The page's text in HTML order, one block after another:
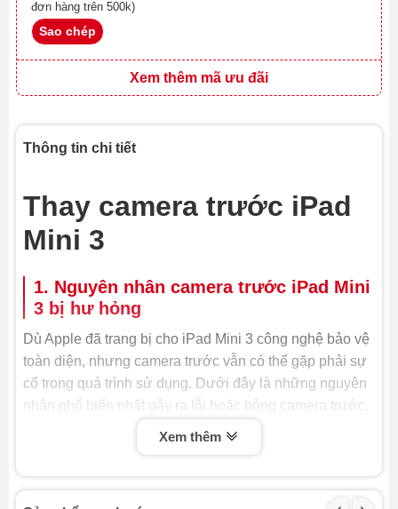
đơn hàng trên 500k)
Sao chép
Xem thêm mã ưu đãi
Thông tin chi tiết
Thay camera trước iPad
Mini 3
1. Nguyên nhân camera trước iPad Mini
3 bị hư hỏng
Dù Apple đã trang bị cho iPad Mini 3 công nghệ bảo vệ
toàn diện, nhưng camera trước vẫn có thể gặp phải sự
cố trong quá trình sử dụng. Dưới đây là những nguyên
nhân phổ biến nhất gây ra lỗi hoặc hỏng camera trước,
buộc bạn phải thay camera trước iPad Mini 3 hoặc sửa
Xem thêm